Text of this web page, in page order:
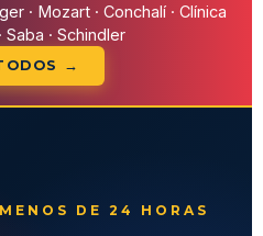
· Mozart · Conchalí · Clínica
Saba · Schindler
→
DE 24 HORAS